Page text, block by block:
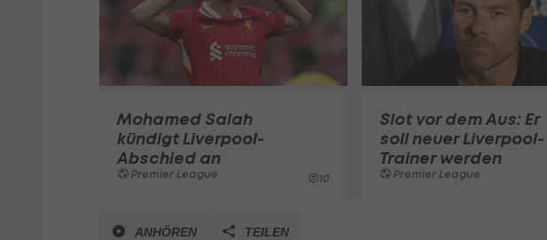
Mohamed Salah
kündigt Liverpool-
Abschied an
Premier League 10
Slot vor dem Aus: Er
soll neuer Liverpool-
Trainer werden
Premier League
ANHÖREN TEILEN